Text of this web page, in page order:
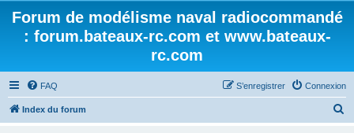
Forum de modélisme naval radiocommandé
: forum.bateaux-rc.com et www.bateaux-
rc.com
FAQ Connexion
S’enregistrer
Index du forum